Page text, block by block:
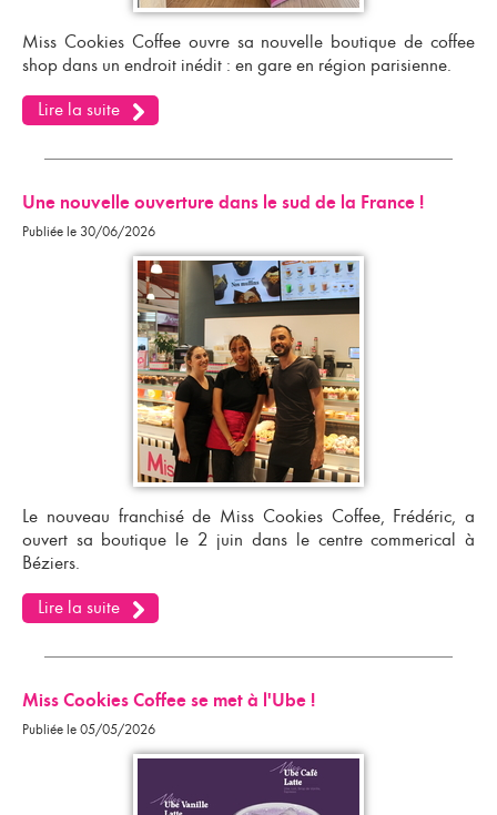
Miss Cookies Coffee ouvre sa nouvelle boutique de coffee
shop dans un endroit inédit : en gare en région parisienne.
Lire la suite
Une nouvelle ouverture dans le sud de la France !
Publiée le 30/06/2026
Le nouveau franchisé de Miss Cookies Coffee, Frédéric, a
ouvert sa boutique le 2 juin dans le centre commerical à
Béziers.
Lire la suite
Miss Cookies Coffee se met à l'Ube !
Publiée le 05/05/2026